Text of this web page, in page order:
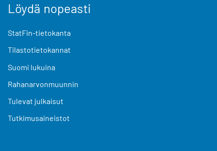
Löydä nopeasti
StatFin-tietokanta
Tilastotietokannat
Suomi lukuina
Rahanarvonmuunnin
Tulevat julkaisut
Tutkimusaineistot